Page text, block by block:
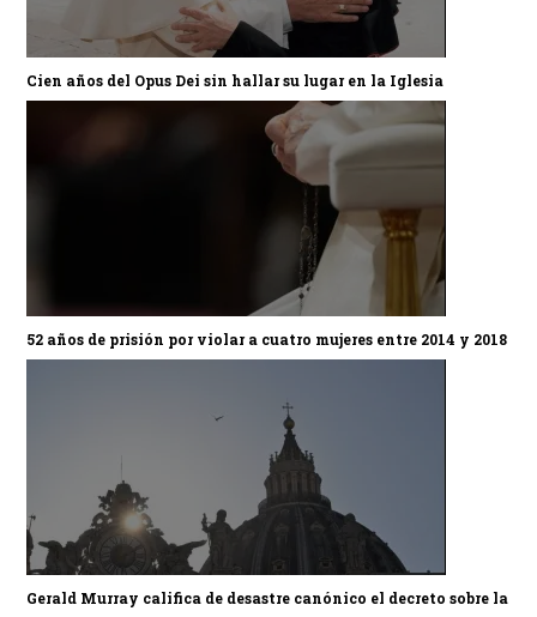
Cien años del Opus Dei sin hallar su lugar en la Iglesia
52 años de prisión por violar a cuatro mujeres entre 2014 y 2018
Gerald Murray califica de desastre canónico el decreto sobre la